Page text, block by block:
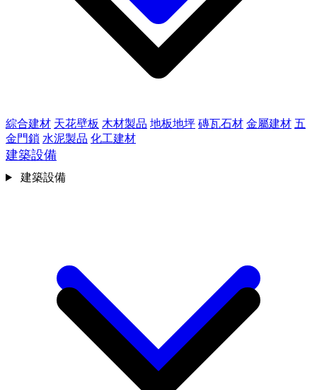
綜合建材 天花壁板 木材製品 地板地坪 磚瓦石材 金屬建材 五
金門鎖 水泥製品 化工建材
建築設備
建築設備